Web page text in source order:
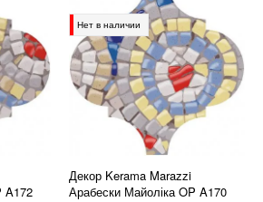
A172
Нет в наличии
Декор Kerama Marazzi
Арабески Майоліка OP A170